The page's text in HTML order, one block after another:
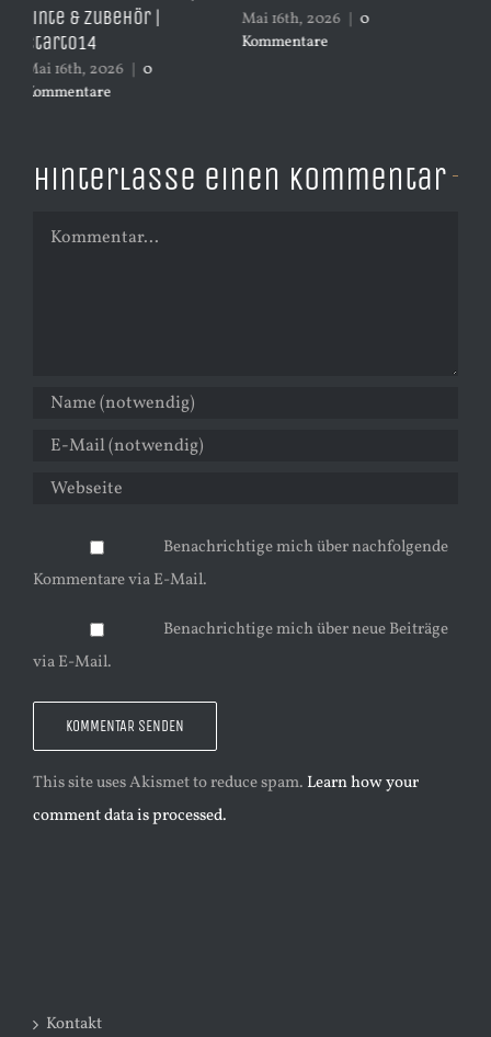
April 4th, 2026 |
Kommentare
Druckerreparatur und
Druckkopfreinigung
Hinterlasse einen Kommentar
Kommentar
Benachrichtige mich über nachfolgende
Kommentare via E-Mail.
Benachrichtige mich über neue Beiträge
via E-Mail.
This site uses Akismet to reduce spam. Learn how your
comment data is processed.
Kontakt